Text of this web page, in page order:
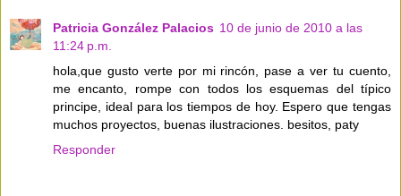
Patricia González Palacios 10 de junio de 2010 a las
11:24 p.m.
hola,que gusto verte por mi rincón, pase a ver tu cuento,
me encanto, rompe con todos los esquemas del típico
principe, ideal para los tiempos de hoy. Espero que tengas
muchos proyectos, buenas ilustraciones. besitos, paty
Responder